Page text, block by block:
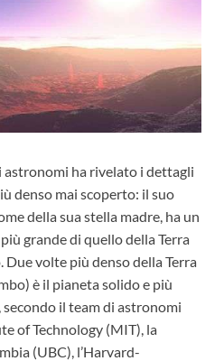
ha rivelato i dettagli
denso mai scoperto: il suo
della sua stella madre, ha un
grande di quello della Terra
Due volte più denso della Terra
è il pianeta solido e più
il team di astronomi
of Technology (MIT), la
(UBC), l’Harvard-